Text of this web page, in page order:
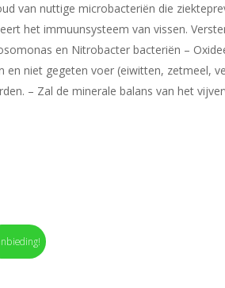
van nuttige microbacteriën die
het immuunsysteem van vissen.
en Nitrobacter bacteriën –
niet gegeten voer (eiwitten, zetmeel,
– Zal de minerale balans van het